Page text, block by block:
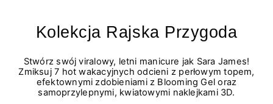
Kolekcja Rajska Przygoda
Stwórz swój viralowy, letni manicure jak Sara James!
Zmiksuj 7 hot wakacyjnych odcieni z perłowym topem,
efektownymi zdobieniami z Blooming Gel oraz
samoprzylepnymi, kwiatowymi naklejkami 3D.